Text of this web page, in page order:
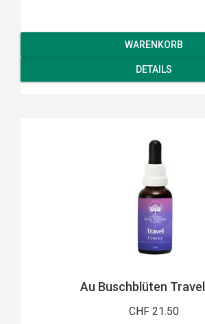
WARENKORB
DETAILS
Au Buschblüten
CHF 21.50